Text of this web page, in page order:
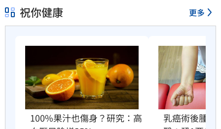
祝你健康 更多
100%果汁也傷身？研究：高
乳癌術後腫成